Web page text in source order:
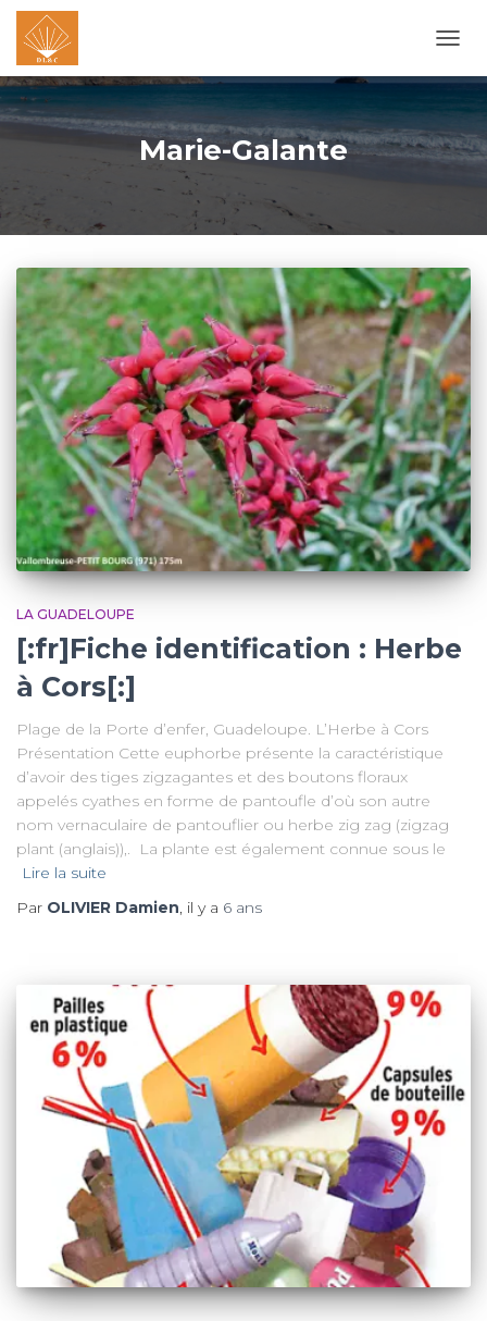
LA
Marie-Galante
LA GUADELOUPE
[:fr]Fiche identification : Herbe
à Cors[:]
Plage de la Porte d’enfer, Guadeloupe. L’Herbe à Cors
Présentation Cette euphorbe présente la caractéristique
d’avoir des tiges zigzagantes et des boutons floraux
appelés cyathes en forme de pantoufle d’où son autre
nom vernaculaire de pantouflier ou herbe zig zag (zigzag
plant (anglais)),. La plante est également connue sous le
Lire la suite
Par OLIVIER Damien, il y a 6 ans